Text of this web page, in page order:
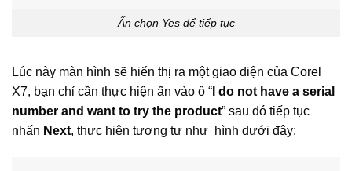
Ấn chọn Yes để tiếp tục
Lúc này màn hình sẽ hiển thị ra một giao diện của Corel
X7, bạn chỉ cần thực hiện ấn vào ô “ I do not have a serial
number and want to try the product” sau đó tiếp tục
nhấn Next, thực hiện tương tự như hình dưới đây: